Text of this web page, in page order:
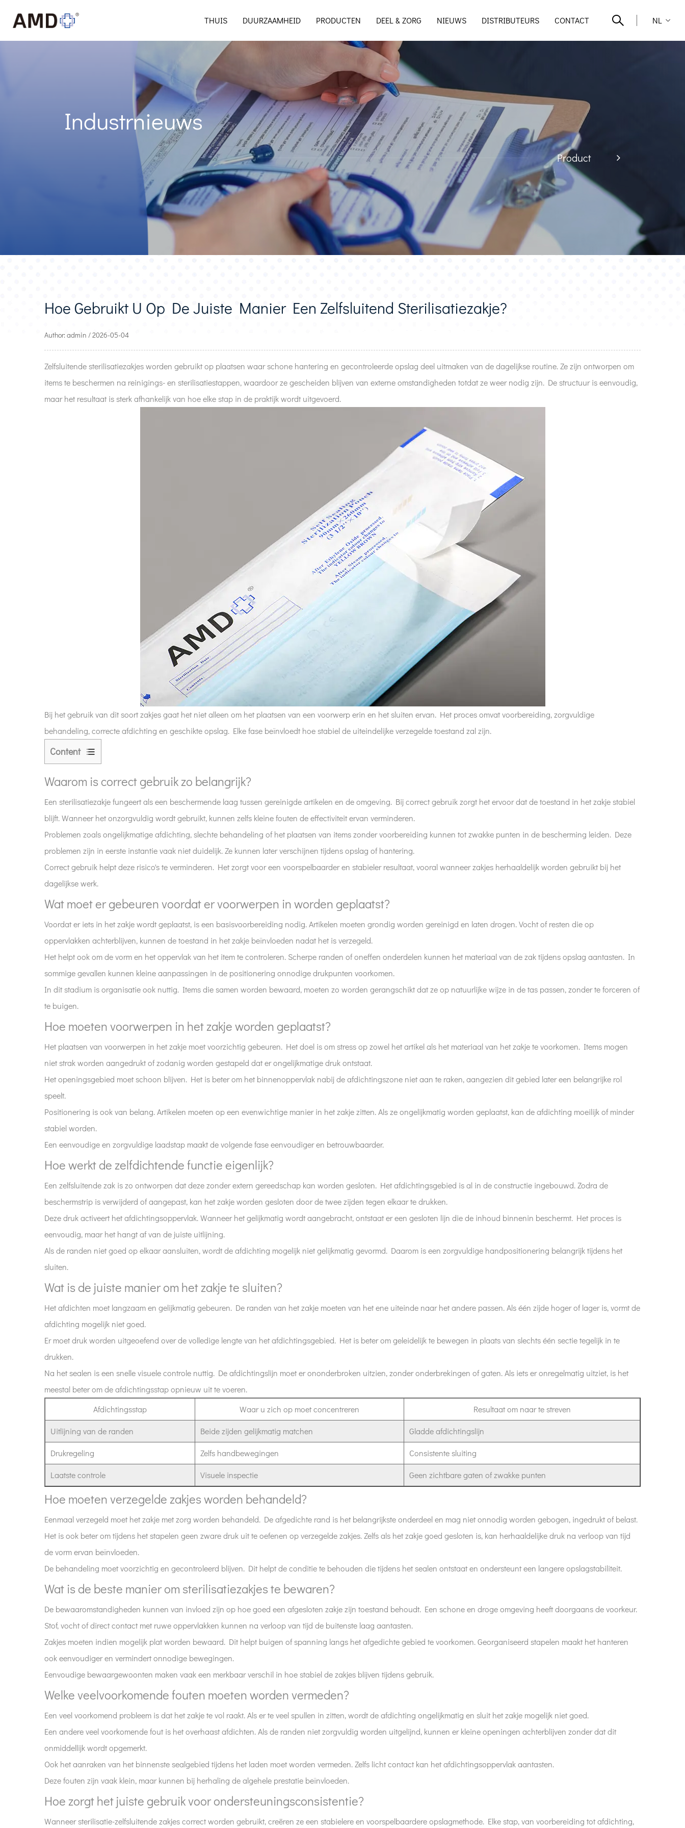
THUIS DUURZAAMHEID PRODUCTEN DEEL & ZORG NIEUWS DISTRIBUTEURS CONTACT NL
Industrnieuws
Product
Hoe Gebruikt U Op De Juiste Manier Een Zelfsluitend Sterilisatiezakje?
Author: admin / 2026-05-04
Zelfsluitende sterilisatiezakjes worden gebruikt op plaatsen waar schone hantering en gecontroleerde opslag deel uitmaken van de dagelijkse routine. Ze zijn ontworpen om
items te beschermen na reinigings- en sterilisatiestappen, waardoor ze gescheiden blijven van externe omstandigheden totdat ze weer nodig zijn. De structuur is eenvoudig,
maar het resultaat is sterk afhankelijk van hoe elke stap in de praktijk wordt uitgevoerd.
Bij het gebruik van dit soort zakjes gaat het niet alleen om het plaatsen van een voorwerp erin en het sluiten ervan. Het proces omvat voorbereiding, zorgvuldige
behandeling, correcte afdichting en geschikte opslag. Elke fase beïnvloedt hoe stabiel de uiteindelijke verzegelde toestand zal zijn.
Content
1
Waarom
correct
gebruik
zo
belangrijk?
moet
er
voordat
er
voorwerpen
in
worden
3
Hoe
moeten
voorwerpen
in
het
zakje
worden
geplaatst?
Hoe
werkt
zelfdichtende
functie
eigenlijk?
5
Wat
juiste
manier
het
zakje
te
sluiten?
Hoe
verzegelde
zakjes
worden
behandeld?
7
Wat
de
beste
manier
om
te
bewaren?
Welke
veelvoorkomende
fouten
moeten
worden
vermeden?
9
Hoe
zorgt
juiste
gebruik
voor
ondersteuningsconsistentie?
Waarom is correct gebruik zo belangrijk?
Een sterilisatiezakje fungeert als een beschermende laag tussen gereinigde artikelen en de omgeving. Bij correct gebruik zorgt het ervoor dat de toestand in het zakje stabiel
blijft. Wanneer het onzorgvuldig wordt gebruikt, kunnen zelfs kleine fouten de effectiviteit ervan verminderen.
Problemen zoals ongelijkmatige afdichting, slechte behandeling of het plaatsen van items zonder voorbereiding kunnen tot zwakke punten in de bescherming leiden. Deze
problemen zijn in eerste instantie vaak niet duidelijk. Ze kunnen later verschijnen tijdens opslag of hantering.
Correct gebruik helpt deze risico's te verminderen. Het zorgt voor een voorspelbaarder en stabieler resultaat, vooral wanneer zakjes herhaaldelijk worden gebruikt bij het
dagelijkse werk.
Wat moet er gebeuren voordat er voorwerpen in worden geplaatst?
Voordat er iets in het zakje wordt geplaatst, is een basisvoorbereiding nodig. Artikelen moeten grondig worden gereinigd en laten drogen. Vocht of resten die op
oppervlakken achterblijven, kunnen de toestand in het zakje beïnvloeden nadat het is verzegeld.
Het helpt ook om de vorm en het oppervlak van het item te controleren. Scherpe randen of oneffen onderdelen kunnen het materiaal van de zak tijdens opslag aantasten. In
sommige gevallen kunnen kleine aanpassingen in de positionering onnodige drukpunten voorkomen.
In dit stadium is organisatie ook nuttig. Items die samen worden bewaard, moeten zo worden gerangschikt dat ze op natuurlijke wijze in de tas passen, zonder te forceren of
te buigen.
Hoe moeten voorwerpen in het zakje worden geplaatst?
Het plaatsen van voorwerpen in het zakje moet voorzichtig gebeuren. Het doel is om stress op zowel het artikel als het materiaal van het zakje te voorkomen. Items mogen
niet strak worden aangedrukt of zodanig worden gestapeld dat er ongelijkmatige druk ontstaat.
Het openingsgebied moet schoon blijven. Het is beter om het binnenoppervlak nabij de afdichtingszone niet aan te raken, aangezien dit gebied later een belangrijke rol
speelt.
Positionering is ook van belang. Artikelen moeten op een evenwichtige manier in het zakje zitten. Als ze ongelijkmatig worden geplaatst, kan de afdichting moeilijk of minder
stabiel worden.
Een eenvoudige en zorgvuldige laadstap maakt de volgende fase eenvoudiger en betrouwbaarder.
Hoe werkt de zelfdichtende functie eigenlijk?
Een zelfsluitende zak is zo ontworpen dat deze zonder extern gereedschap kan worden gesloten. Het afdichtingsgebied is al in de constructie ingebouwd. Zodra de
beschermstrip is verwijderd of aangepast, kan het zakje worden gesloten door de twee zijden tegen elkaar te drukken.
Deze druk activeert het afdichtingsoppervlak. Wanneer het gelijkmatig wordt aangebracht, ontstaat er een gesloten lijn die de inhoud binnenin beschermt. Het proces is
eenvoudig, maar het hangt af van de juiste uitlijning.
Als de randen niet goed op elkaar aansluiten, wordt de afdichting mogelijk niet gelijkmatig gevormd. Daarom is een zorgvuldige handpositionering belangrijk tijdens het
sluiten.
Wat is de juiste manier om het zakje te sluiten?
Het afdichten moet langzaam en gelijkmatig gebeuren. De randen van het zakje moeten van het ene uiteinde naar het andere passen. Als één zijde hoger of lager is, vormt de
afdichting mogelijk niet goed.
Er moet druk worden uitgeoefend over de volledige lengte van het afdichtingsgebied. Het is beter om geleidelijk te bewegen in plaats van slechts één sectie tegelijk in te
drukken.
Na het sealen is een snelle visuele controle nuttig. De afdichtingslijn moet er ononderbroken uitzien, zonder onderbrekingen of gaten. Als iets er onregelmatig uitziet, is het
meestal beter om de afdichtingsstap opnieuw uit te voeren.
Afdichtingsstap
Waar u zich op moet concentreren Resultaat om naar te streven
Uitlijning van de randen Beide zijden gelijkmatig matchen Gladde afdichtingslijn
Drukregeling Zelfs handbewegingen Consistente sluiting
Laatste controle Visuele inspectie Geen zichtbare gaten of zwakke punten
Hoe moeten verzegelde zakjes worden behandeld?
Eenmaal verzegeld moet het zakje met zorg worden behandeld. De afgedichte rand is het belangrijkste onderdeel en mag niet onnodig worden gebogen, ingedrukt of belast.
Het is ook beter om tijdens het stapelen geen zware druk uit te oefenen op verzegelde zakjes. Zelfs als het zakje goed gesloten is, kan herhaaldelijke druk na verloop van tijd
de vorm ervan beïnvloeden.
De behandeling moet voorzichtig en gecontroleerd blijven. Dit helpt de conditie te behouden die tijdens het sealen ontstaat en ondersteunt een langere opslagstabiliteit.
Wat is de beste manier om sterilisatiezakjes te bewaren?
De bewaaromstandigheden kunnen van invloed zijn op hoe goed een afgesloten zakje zijn toestand behoudt. Een schone en droge omgeving heeft doorgaans de voorkeur.
Stof, vocht of direct contact met ruwe oppervlakken kunnen na verloop van tijd de buitenste laag aantasten.
Zakjes moeten indien mogelijk plat worden bewaard. Dit helpt buigen of spanning langs het afgedichte gebied te voorkomen. Georganiseerd stapelen maakt het hanteren
ook eenvoudiger en vermindert onnodige bewegingen.
Eenvoudige bewaargewoonten maken vaak een merkbaar verschil in hoe stabiel de zakjes blijven tijdens gebruik.
Welke veelvoorkomende fouten moeten worden vermeden?
Een veel voorkomend probleem is dat het zakje te vol raakt. Als er te veel spullen in zitten, wordt de afdichting ongelijkmatig en sluit het zakje mogelijk niet goed.
Een andere veel voorkomende fout is het overhaast afdichten. Als de randen niet zorgvuldig worden uitgelijnd, kunnen er kleine openingen achterblijven zonder dat dit
onmiddellijk wordt opgemerkt.
Ook het aanraken van het binnenste sealgebied tijdens het laden moet worden vermeden. Zelfs licht contact kan het afdichtingsoppervlak aantasten.
Deze fouten zijn vaak klein, maar kunnen bij herhaling de algehele prestatie beïnvloeden.
Hoe zorgt het juiste gebruik voor ondersteuningsconsistentie?
Wanneer sterilisatie-zelfsluitende zakjes correct worden gebruikt, creëren ze een stabielere en voorspelbaardere opslagmethode. Elke stap, van voorbereiding tot afdichting,